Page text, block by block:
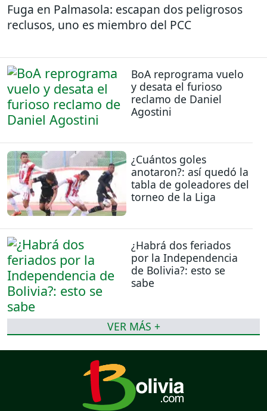
Fuga en Palmasola: escapan dos peligrosos
reclusos, uno es miembro del PCC
BoA reprograma vuelo
y desata el furioso
reclamo de Daniel
Agostini
¿Cuántos goles
anotaron?: así quedó la
tabla de goleadores del
torneo de la Liga
¿Habrá dos feriados
por la Independencia
de Bolivia?: esto se
sabe
VER MÁS +